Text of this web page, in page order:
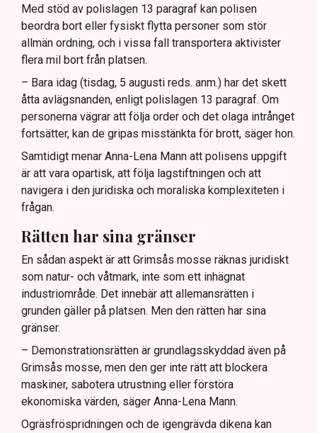
Med stöd av polislagen 13 paragraf kan polisen
beordra bort eller fysiskt flytta personer som stör
allmän ordning, och i vissa fall transportera aktivister
flera mil bort från platsen.
– Bara idag (tisdag, 5 augusti reds. anm.) har det skett
åtta avlägsnanden, enligt polislagen 13 paragraf. Om
personerna vägrar att följa order och det olaga intrånget
fortsätter, kan de gripas misstänkta för brott, säger hon.
Samtidigt menar Anna-Lena Mann att polisens uppgift
är att vara opartisk, att följa lagstiftningen och att
navigera i den juridiska och moraliska komplexiteten i
frågan.
Rätten har sina gränser
En sådan aspekt är att Grimsås mosse räknas juridiskt
som natur- och våtmark, inte som ett inhägnat
industriområde. Det innebär att allemansrätten i
grunden gäller på platsen. Men den rätten har sina
gränser.
– Demonstrationsrätten är grundlagsskyddad även på
Grimsås mosse, men den ger inte rätt att blockera
maskiner, sabotera utrustning eller förstöra
ekonomiska värden, säger Anna-Lena Mann.
Ogräsfröspridningen och de igengrävda dikena kan